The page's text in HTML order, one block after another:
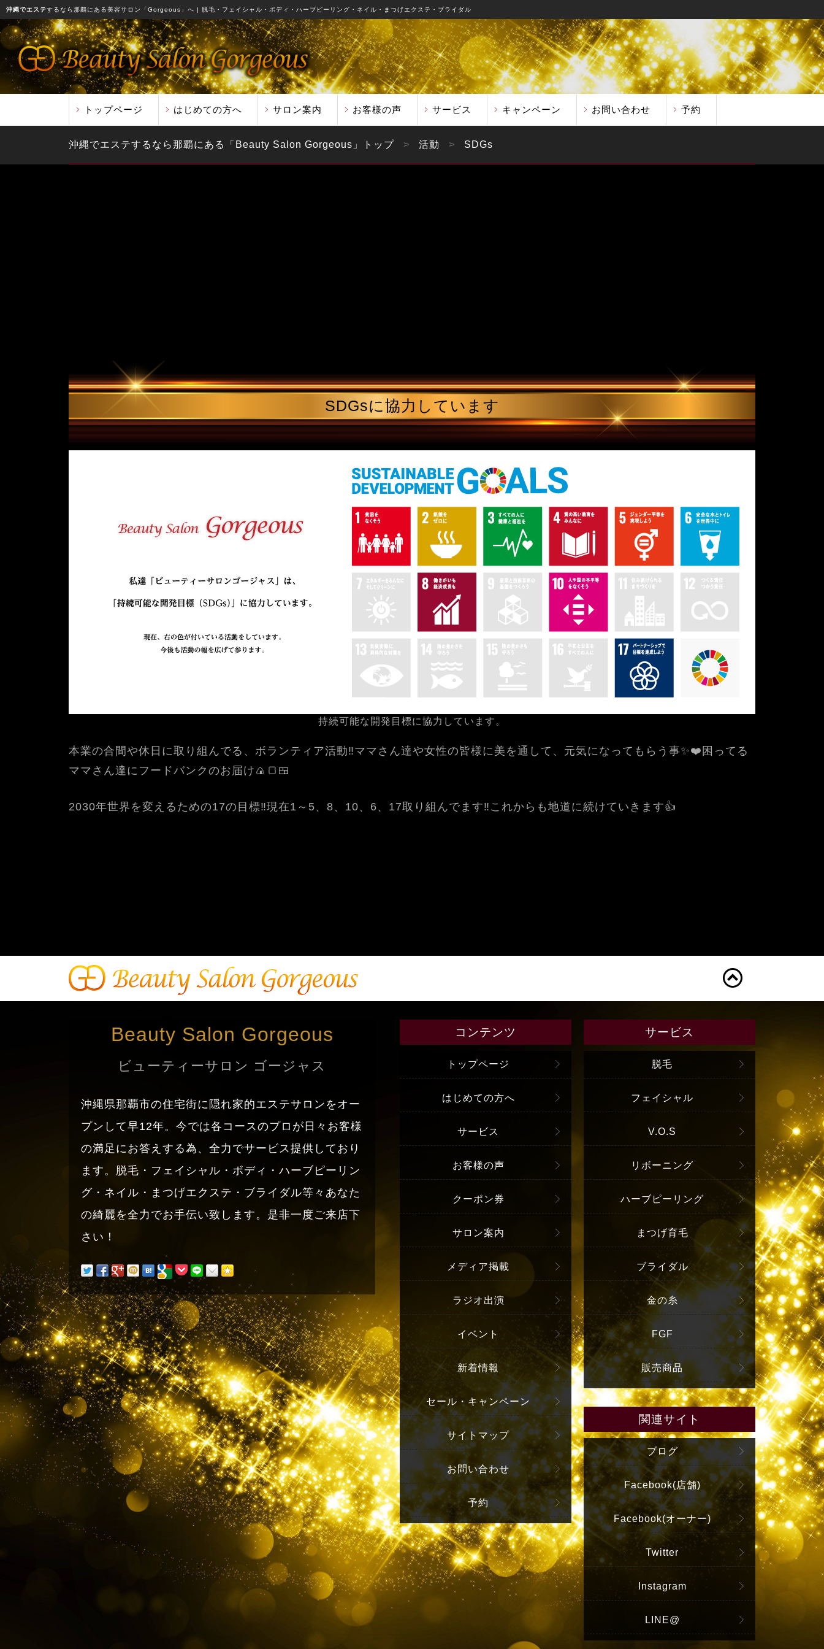
沖縄でエステするなら那覇にある美容サロン「Gorgeous」へ | 脱毛・フェイシャル・ボディ・ハーブピーリング・ネイル・まつげエクステ・ブライダル
トップページ はじめての方へ サロン案内 お客様の声 サービス キャンペーン お問い合わせ 予約
沖縄でエステするなら那覇にある「Beauty Salon Gorgeous」 トップ 活動 SDGs
SDGsに協力しています
持続可能な開発目標に協力しています。
本業の合間や休日に取り組んでる、ボランティア活動‼️ママさん達や女性の皆様に美を通して、元気になってもらう事✨❤️困ってる
ママさん達にフードバンクのお届け🍙🍞🍱
2030年世界を変えるための17の目標‼️現在1～5、8、10、6、17取り組んでます‼️これからも地道に続けていきます👍
Beauty Salon Gorgeous
ビューティーサロン ゴージャス
沖縄県那覇市の住宅街に隠れ家的エステサロンをオー
プンして早12年。今では各コースのプロが日々お客様
の満足にお答えする為、全力でサービス提供しており
ます。脱毛・フェイシャル・ボディ・ハーブピーリン
グ・ネイル・まつげエクステ・ブライダル等々あなた
の綺麗を全力でお手伝い致します。是非一度ご来店下
さい！
コンテンツ
トップページ
はじめての方へ
サービス
お客様の声
クーポン券
サロン案内
メディア掲載
ラジオ出演
イベント
新着情報
セール・キャンペーン
サイトマップ
お問い合わせ
予約
サービス
脱毛
フェイシャル
V.O.S
リボーニング
ハーブピーリング
まつげ育毛
ブライダル
金の糸
FGF
販売商品
関連サイト
ブログ
Facebook(店舗)
Facebook(オーナー)
Twitter
Instagram
LINE@